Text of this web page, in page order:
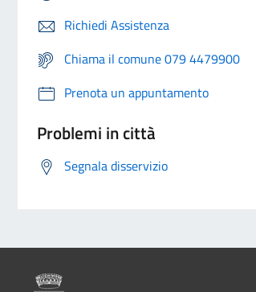
Richiedi Assistenza
Chiama il comune 079 4479900
Prenota un appuntamento
Problemi in città
Segnala disservizio